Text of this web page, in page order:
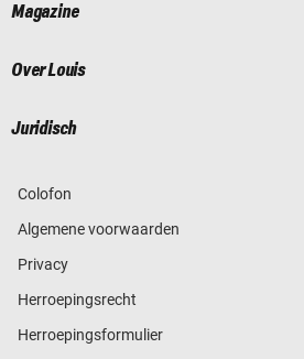
Magazine
Over Louis
Juridisch
Colofon
Algemene voorwaarden
Privacy
Herroepingsrecht
Herroepingsformulier